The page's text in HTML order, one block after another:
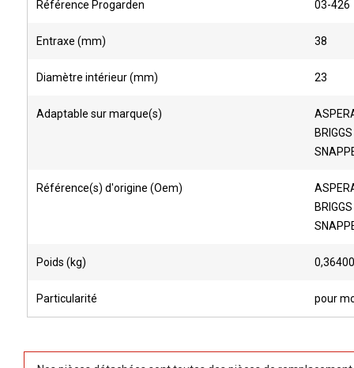
Référence Progarden 03-426
Entraxe (mm) 38
Diamètre intérieur (mm) 23
Adaptable sur marque(s)
Référence(s) d'origine (Oem)
Poids (kg)
Particularité pour